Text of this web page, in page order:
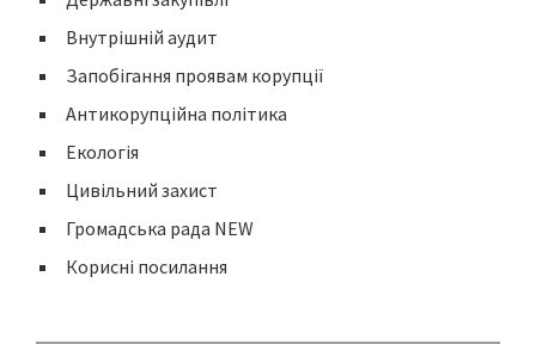
Внутрішній аудит
Запобігання проявам корупції
Антикорупційна політика
Екологія
Цивільний захист
Громадська рада NEW
Корисні посилання